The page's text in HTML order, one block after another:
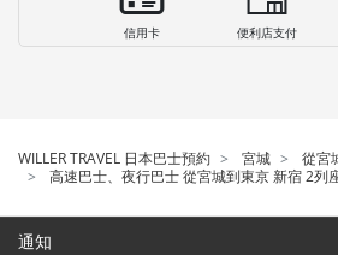
信用卡 便利店支付
WILLER TRAVEL 日本巴士預約 宮城
從宮
高速巴士、夜行巴士 從宮城到東京 新宿 2列
通知